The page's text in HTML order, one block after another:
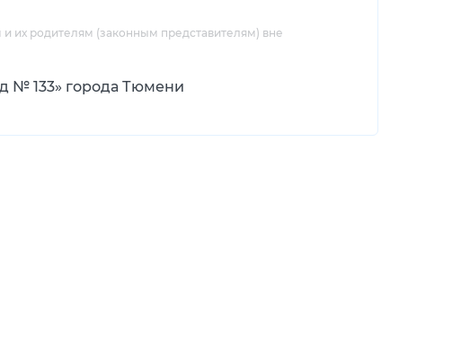
их родителям (законным представителям) вне
№ 133» города Тюмени